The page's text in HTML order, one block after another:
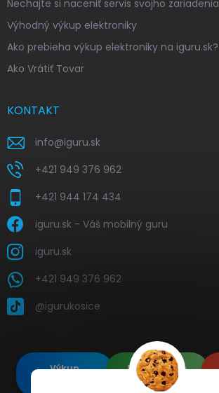
Nechajte si naceniť servis svojho zariadenia
Výhodný výkup elektroniky
Ako prebieha výkup elektroniky na iguru.sk?
Ako Vrátiť Tovar
KONTAKT
info@iguru.sk
+421 949 376 962
+421 944 174 434
iguru.sk - Váš mobilný guru
iguru.sk
+421 949 376 962
@igurukosice
Výkup
Renovované
Apple's